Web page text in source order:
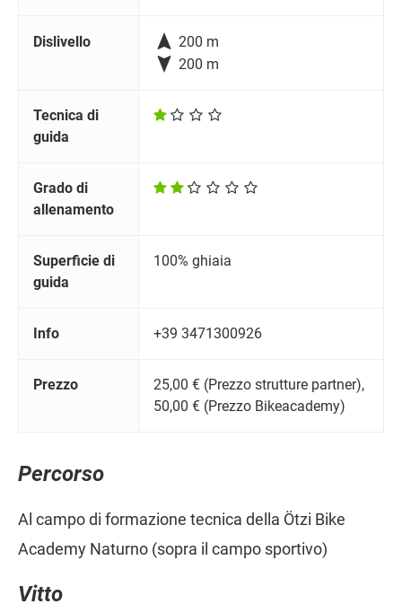
Dislivello  200 m
 200 m
Tecnica di
guida
Grado di
allenamento
Superficie di
guida
100% ghiaia
Info +39 3471300926
Prezzo
25,00 € (Prezzo strutture partner),
50,00 € (Prezzo Bikeacademy)
Percorso
Al campo di formazione tecnica della Ötzi Bike
Academy Naturno (sopra il campo sportivo)
Vitto